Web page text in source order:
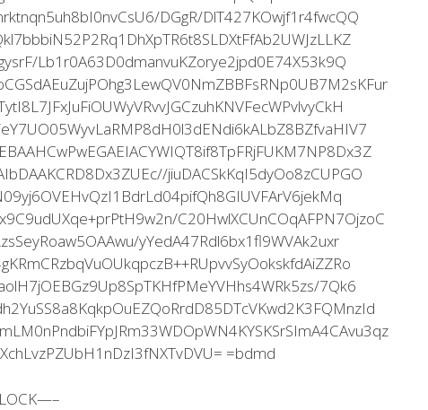
DGgR/DlT427KOwjf1r4fwcQQ
Lb1r0A63D0dmanvuKZorye2jpd0E74X53k9Q
jiuDACSkKqI5dyOo8zCUPGO
C20HwlXCUnCOqAFPN7OjzoC
yYedA47Rdl6bx1fl9WVAk2uxr
7Qk6
=bdmd